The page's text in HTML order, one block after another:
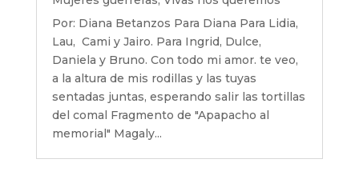
Por: Diana Betanzos Para Diana Para Lidia,
Lau, Cami y Jairo. Para Ingrid, Dulce,
Daniela y Bruno. Con todo mi amor. te veo,
a la altura de mis rodillas y las tuyas
sentadas juntas, esperando salir las tortillas
del comal Fragmento de "Apapacho al
memorial" Magaly...